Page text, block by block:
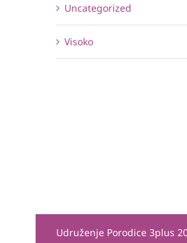
Uncategorized
Visoko
Udruženje Porodice 3plus